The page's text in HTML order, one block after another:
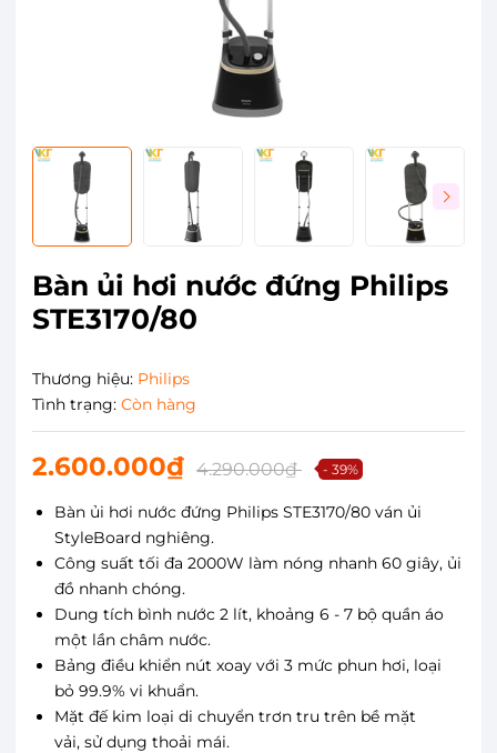
Bàn ủi hơi nước đứng Philips
STE3170/80
Thương hiệu: Philips
Tình trạng: Còn hàng
2.600.000₫ 4.290.000₫ - 39%
Bàn ủi hơi nước đứng Philips STE3170/80 ván ủi
StyleBoard nghiêng.
Công suất tối đa 2000W làm nóng nhanh 60 giây, ủi
đồ nhanh chóng.
Dung tích bình nước 2 lít, khoảng 6 - 7 bộ quần áo
một lần châm nước.
Bảng điều khiển nút xoay với 3 mức phun hơi, loại
bỏ 99.9% vi khuẩn.
Mặt đế kim loại di chuyển trơn tru trên bề mặt
vải, sử dụng thoải mái.